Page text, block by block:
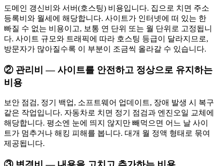
도메인 갱신비와 서버(호스팅) 비용입니다. 집으로 치면 주소
등록비와 월세에 해당합니다. 사이트가 인터넷에 떠 있는 한
빠질 수 없는 비용이고, 보통 연 단위 또는 월 단위로 고정됩니
다. 사이트 규모와 트래픽에 따라 호스팅 등급이 달라지므로,
방문자가 많아질수록 이 부분이 조금씩 올라갈 수 있습니다.
② 관리비 — 사이트를 안전하고 정상으로 유지하는
비용
보안 점검, 정기 백업, 소프트웨어 업데이트, 장애 발생 시 복구
같은 작업입니다. 자동차로 치면 정기 점검과 엔진오일 교체에
해당합니다. 평소엔 눈에 띄지 않지만 빼먹으면 어느 날 사이
트가 멈추거나 해킹 피해를 봅니다. 대개 월 정액 형태로 묶여
제공됩니다.